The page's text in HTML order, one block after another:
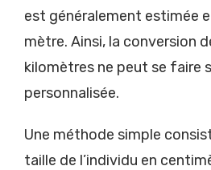
est généralement estimée
mètre. Ainsi, la conversion
kilomètres ne peut se faire
personnalisée.
Une méthode simple
taille de l’individu en